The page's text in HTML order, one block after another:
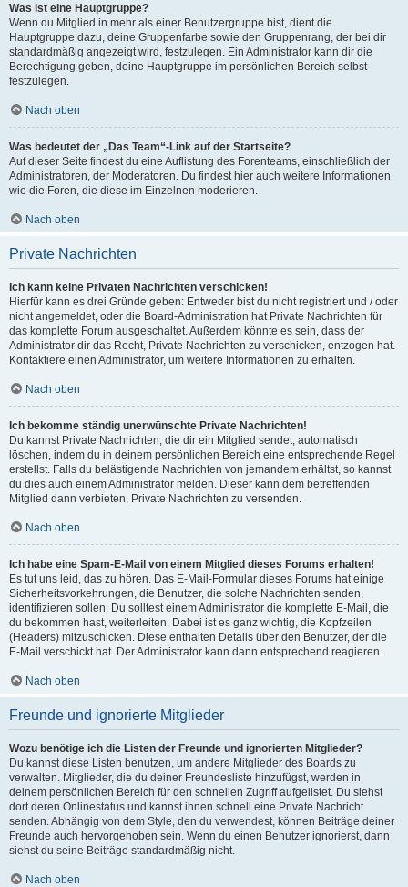
Was ist eine Hauptgruppe?
Wenn du Mitglied in mehr als einer Benutzergruppe bist, dient die
Hauptgruppe dazu, deine Gruppenfarbe sowie den Gruppenrang, der bei dir
standardmäßig angezeigt wird, festzulegen. Ein Administrator kann dir die
Berechtigung geben, deine Hauptgruppe im persönlichen Bereich selbst
festzulegen.
Nach oben
Was bedeutet der „Das Team“-Link auf der Startseite?
Auf dieser Seite findest du eine Auflistung des Forenteams, einschließlich der
Administratoren, der Moderatoren. Du findest hier auch weitere Informationen
wie die Foren, die diese im Einzelnen moderieren.
Nach oben
Private Nachrichten
Ich kann keine Privaten Nachrichten verschicken!
Hierfür kann es drei Gründe geben: Entweder bist du nicht registriert und / oder
nicht angemeldet, oder die Board-Administration hat Private Nachrichten für
das komplette Forum ausgeschaltet. Außerdem könnte es sein, dass der
Administrator dir das Recht, Private Nachrichten zu verschicken, entzogen hat.
Kontaktiere einen Administrator, um weitere Informationen zu erhalten.
Nach oben
Ich bekomme ständig unerwünschte Private Nachrichten!
Du kannst Private Nachrichten, die dir ein Mitglied sendet, automatisch
löschen, indem du in deinem persönlichen Bereich eine entsprechende Regel
erstellst. Falls du belästigende Nachrichten von jemandem erhältst, so kannst
du dies auch einem Administrator melden. Dieser kann dem betreffenden
Mitglied dann verbieten, Private Nachrichten zu versenden.
Nach oben
Ich habe eine Spam-E-Mail von einem Mitglied dieses Forums erhalten!
Es tut uns leid, das zu hören. Das E-Mail-Formular dieses Forums hat einige
Sicherheitsvorkehrungen, die Benutzer, die solche Nachrichten senden,
identifizieren sollen. Du solltest einem Administrator die komplette E-Mail, die
du bekommen hast, weiterleiten. Dabei ist es ganz wichtig, die Kopfzeilen
(Headers) mitzuschicken. Diese enthalten Details über den Benutzer, der die
E-Mail verschickt hat. Der Administrator kann dann entsprechend reagieren.
Nach oben
Freunde und ignorierte Mitglieder
Wozu benötige ich die Listen der Freunde und ignorierten Mitglieder?
Du kannst diese Listen benutzen, um andere Mitglieder des Boards zu
verwalten. Mitglieder, die du deiner Freundesliste hinzufügst, werden in
deinem persönlichen Bereich für den schnellen Zugriff aufgelistet. Du siehst
dort deren Onlinestatus und kannst ihnen schnell eine Private Nachricht
senden. Abhängig von dem Style, den du verwendest, können Beiträge deiner
Freunde auch hervorgehoben sein. Wenn du einen Benutzer ignorierst, dann
siehst du seine Beiträge standardmäßig nicht.
Nach oben